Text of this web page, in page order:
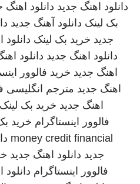
دانلود اهنگ جدید دانلود اهنگ
بک لینک دانلود آهنگ جدید
جدید خرید بک لینک
دانلود اهنگ جدید دانلود
اهنگ جدید خرید فالوور
اهنگ جدید مترجم انگلیسی
اهنگ جدید خرید بک لینک
فالوور اینستاگرام خرید
money credit financial
جدید دانلود اهنگ جدید
فالوور اینستاگرام